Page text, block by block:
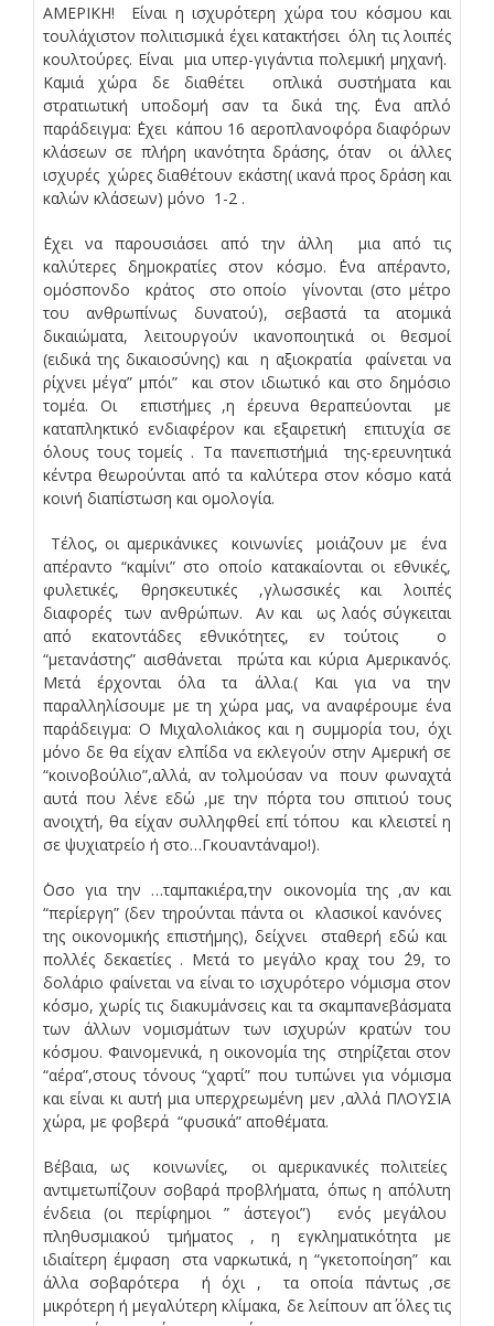
ΑΜΕΡΙΚΗ! Είναι η ισχυρότερη χώρα του κόσμου και
τουλάχιστον πολιτισμικά έχει κατακτήσει όλη τις λοιπές
κουλτούρες. Είναι μια υπερ-γιγάντια πολεμική μηχανή.
Καμιά χώρα δε διαθέτει οπλικά συστήματα και
στρατιωτική υποδομή σαν τα δικά της. ΄Ενα απλό
παράδειγμα: ΄Εχει κάπου 16 αεροπλανοφόρα διαφόρων
κλάσεων σε πλήρη ικανότητα δράσης, όταν οι άλλες
ισχυρές χώρες διαθέτουν εκάστη( ικανά προς δράση και
καλών κλάσεων) μόνο 1-2 .
΄Εχει να παρουσιάσει από την άλλη μια από τις
καλύτερες δημοκρατίες στον κόσμο. ΄Ενα απέραντο,
ομόσπονδο κράτος στο οποίο γίνονται (στο μέτρο
του ανθρωπίνως δυνατού), σεβαστά τα ατομικά
δικαιώματα, λειτουργούν ικανοποιητικά οι θεσμοί
(ειδικά της δικαιοσύνης) και η αξιοκρατία φαίνεται να
ρίχνει μέγα” μπόι” και στον ιδιωτικό και στο δημόσιο
τομέα. Οι επιστήμες ,η έρευνα θεραπεύονται με
καταπληκτικό ενδιαφέρον και εξαιρετική επιτυχία σε
όλους τους τομείς . Τα πανεπιστήμιά της-ερευνητικά
κέντρα θεωρούνται από τα καλύτερα στον κόσμο κατά
κοινή διαπίστωση και ομολογία.
Τέλος, οι αμερικάνικες κοινωνίες μοιάζουν με ένα
απέραντο “καμίνι” στο οποίο κατακαίονται οι εθνικές,
φυλετικές, θρησκευτικές ,γλωσσικές και λοιπές
διαφορές των ανθρώπων. Αν και ως λαός σύγκειται
από εκατοντάδες εθνικότητες, εν τούτοις ο
“μετανάστης” αισθάνεται πρώτα και κύρια Αμερικανός.
Μετά έρχονται όλα τα άλλα.( Και για να την
παραλληλίσουμε με τη χώρα μας, να αναφέρουμε ένα
παράδειγμα: Ο Μιχαλολιάκος και η συμμορία του, όχι
μόνο δε θα είχαν ελπίδα να εκλεγούν στην Αμερική σε
“κοινοβούλιο”,αλλά, αν τολμούσαν να πουν φωναχτά
αυτά που λένε εδώ ,με την πόρτα του σπιτιού τους
ανοιχτή, θα είχαν συλληφθεί επί τόπου και κλειστεί η
σε ψυχιατρείο ή στο…Γκουαντάναμο!).
΄Οσο για την …ταμπακιέρα,την οικονομία της ,αν και
“περίεργη” (δεν τηρούνται πάντα οι κλασικοί κανόνες
της οικονομικής επιστήμης), δείχνει σταθερή εδώ και
πολλές δεκαετίες . Μετά το μεγάλο κραχ του ΄29, το
δολάριο φαίνεται να είναι το ισχυρότερο νόμισμα στον
κόσμο, χωρίς τις διακυμάνσεις και τα σκαμπανεβάσματα
των άλλων νομισμάτων των ισχυρών κρατών του
κόσμου. Φαινομενικά, η οικονομία της στηρίζεται στον
“αέρα”,στους τόνους “χαρτί” που τυπώνει για νόμισμα
και είναι κι αυτή μια υπερχρεωμένη μεν ,αλλά ΠΛΟΥΣΙΑ
χώρα, με φοβερά “φυσικά” αποθέματα.
Βέβαια, ως κοινωνίες, οι αμερικανικές πολιτείες
αντιμετωπίζουν σοβαρά προβλήματα, όπως η απόλυτη
ένδεια (οι περίφημοι ” άστεγοι”) ενός μεγάλου
πληθυσμιακού τμήματος , η εγκληματικότητα με
ιδιαίτερη έμφαση στα ναρκωτικά, η “γκετοποίηση” και
άλλα σοβαρότερα ή όχι , τα οποία πάντως ,σε
μικρότερη ή μεγαλύτερη κλίμακα, δε λείπουν απ΄ όλες τις